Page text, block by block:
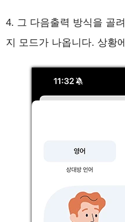
4. 그 다음출력 방식을 골
지 모드가 나옵니다. 상황